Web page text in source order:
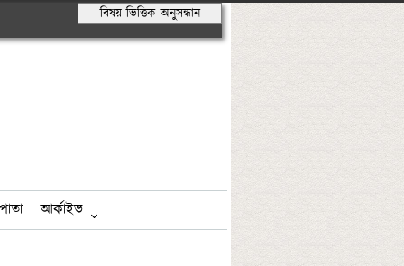
বিষয় ভিত্তিক অনুসন্ধান
আর্কাইভ